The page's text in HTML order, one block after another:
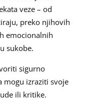
veze – od
preko njihovih
emocionalnih
sukobe.
sigurno
mogu izraziti svoje
ili kritike.